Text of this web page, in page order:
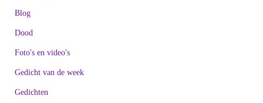
Blog
Dood
Foto's en video's
Gedicht van de week
Gedichten